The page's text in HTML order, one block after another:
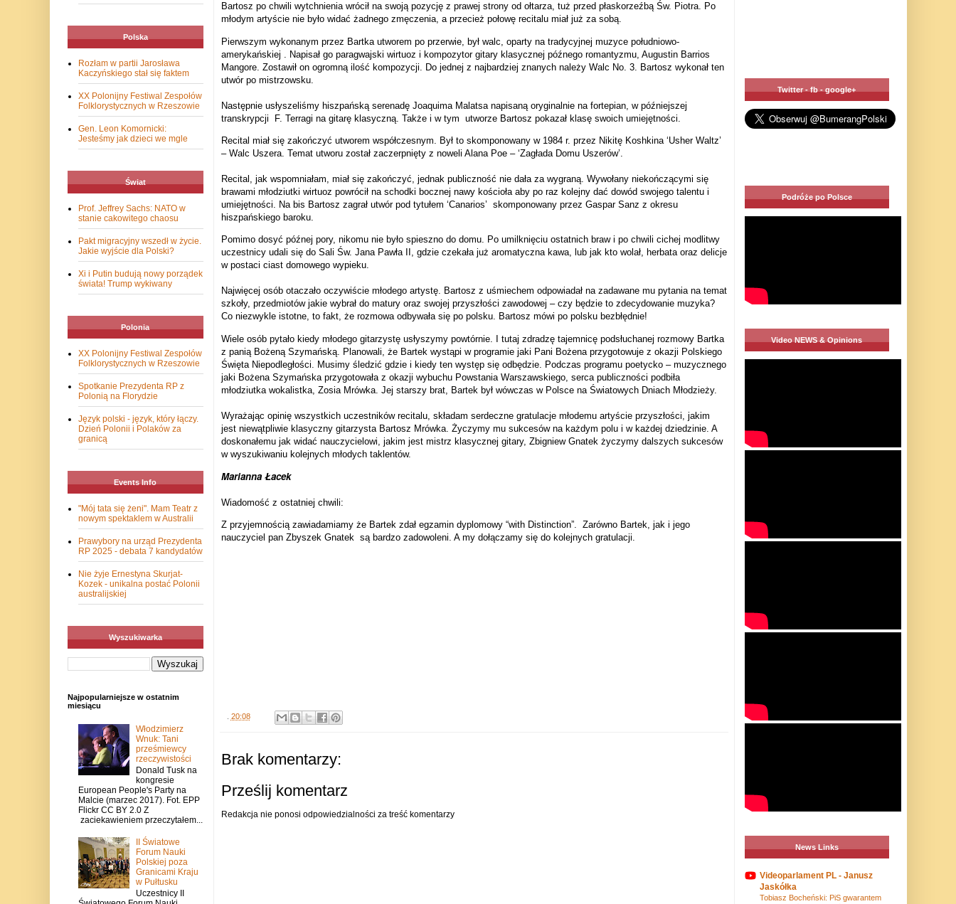
Bartosz po chwili wytchnienia wrócił na swoją pozycję z prawej strony od ołtarza, tuż przed płaskorzeźbą Św. Piotra. Po
młodym artyście nie było widać żadnego zmęczenia, a przecież połowę recitalu miał już za sobą.
Pierwszym wykonanym przez Bartka utworem po przerwie, był walc, oparty na tradycyjnej muzyce południowo-
amerykańskiej . Napisał go paragwajski wirtuoz i kompozytor gitary klasycznej późnego romantyzmu, Augustin Barrios
Mangore. Zostawił on ogromną ilość kompozycji. Do jednej z najbardziej znanych należy Walc No. 3. Bartosz wykonał ten
utwór po mistrzowsku.
Następnie usłyszeliśmy hiszpańską serenadę Joaquima Malatsa napisaną oryginalnie na fortepian, w późniejszej
transkrypcji
F. Terragi na gitarę klasyczną. Także i w tym utworze Bartosz pokazał klasę swoich umiejętności.
Recital miał się zakończyć utworem współczesnym. Był to skomponowany w 1984 r. przez Nikitę Koshkina ‘Usher Waltz’
– Walc Uszera. Temat utworu został zaczerpnięty z noweli Alana Poe – ‘Zagłada Domu Uszerów’.
Recital, jak wspomniałam, miał się zakończyć, jednak publiczność nie dała za wygraną. Wywołany niekończącymi się
brawami młodziutki wirtuoz powrócił na schodki bocznej nawy kościoła aby po raz kolejny dać dowód swojego talentu i
umiejętności. Na bis Bartosz zagrał utwór pod tytułem ‘Canarios’ skomponowany przez Gaspar Sanz z okresu
hiszpańskiego baroku.
Pomimo dosyć późnej pory, nikomu nie było spieszno do domu. Po umilknięciu ostatnich braw i po chwili cichej modlitwy
uczestnicy udali się do Sali Św. Jana Pawła II, gdzie czekała już aromatyczna kawa, lub jak kto wolał, herbata oraz delicje
w postaci ciast domowego wypieku.
Najwięcej osób otaczało oczywiście młodego artystę. Bartosz z uśmiechem odpowiadał na zadawane mu pytania na temat
szkoły, przedmiotów jakie wybrał do matury oraz swojej przyszłości zawodowej – czy będzie to zdecydowanie muzyka?
Co niezwykle istotne, to fakt, że rozmowa odbywała się po polsku. Bartosz mówi po polsku bezbłędnie!
Wiele osób pytało kiedy młodego gitarzystę usłyszymy powtórnie. I tutaj zdradzę tajemnicę podsłuchanej rozmowy Bartka
z panią Bożeną Szymańską. Planowali, że Bartek wystąpi w programie jaki Pani Bożena przygotowuje z okazji Polskiego
Święta Niepodległości. Musimy śledzić gdzie i kiedy ten występ się odbędzie. Podczas programu poetycko – muzycznego
jaki Bożena Szymańska przygotowała z okazji wybuchu Powstania Warszawskiego, serca publiczności podbiła
młodziutka wokalistka, Zosia Mrówka. Jej starszy brat, Bartek był wówczas w Polsce na Światowych Dniach Młodzieży.
Wyrażając opinię wszystkich uczestników recitalu, składam serdeczne gratulacje młodemu artyście przyszłości, jakim
jest niewątpliwie klasyczny gitarzysta Bartosz Mrówka. Życzymy mu sukcesów na każdym polu i w każdej dziedzinie. A
doskonałemu jak widać nauczycielowi, jakim jest mistrz klasycznej gitary, Zbigniew Gnatek życzymy dalszych sukcesów
w wyszukiwaniu kolejnych młodych taklentów.
Marianna Łacek
Wiadomość z ostatniej chwili:
Z przyjemnością zawiadamiamy że Bartek zdał egzamin dyplomowy “with Distinction”. Zarówno Bartek, jak i jego
nauczyciel pan Zbyszek Gnatek są bardzo zadowoleni. A my dołączamy się do kolejnych gratulacji.
20:08
Brak komentarzy:
Prześlij komentarz
Redakcja nie ponosi odpowiedzialności za treść komentarzy
Polska
Rozłam w partii Jarosława
Kaczyńskiego stał się faktem
XX Polonijny Festiwal Zespołów
Folklorystycznych w Rzeszowie
Gen. Leon Komornicki:
Jesteśmy jak dzieci we mgle
Świat
Prof. Jeffrey Sachs: NATO w
stanie cakowitego chaosu
Pakt migracyjny wszedł w życie.
Jakie wyjście dla Polski?
Xi i Putin budują nowy porządek
świata! Trump wykiwany
Polonia
XX Polonijny Festiwal Zespołów
Folklorystycznych w Rzeszowie
Spotkanie Prezydenta RP z
Polonią na Florydzie
Język polski - język, który łączy.
Dzień Polonii i Polaków za
granicą
Events Info
"Mój tata się żeni". Mam Teatr z
nowym spektaklem w Australii
Prawybory na urząd Prezydenta
RP 2025 - debata 7 kandydatów
Nie żyje Ernestyna Skurjat-
Kozek - unikalna postać Polonii
australijskiej
Wyszukiwarka
Najpopularniejsze w ostatnim
miesiącu
Włodzimierz
Wnuk: Tani
prześmiewcy
rzeczywistości
Donald Tusk na
kongresie
European People's Party na
Malcie (marzec 2017). Fot. EPP
Flickr CC BY 2.0 Z
zaciekawieniem przeczytałem...
II Światowe
Forum Nauki
Polskiej poza
Granicami Kraju
w Pułtusku
Uczestnicy II
Twitter - fb - google+
Podróże po Polsce
Video NEWS & Opinions
News Links
Videoparlament PL - Janusz
Jaskółka
Tobiasz Bocheński: PiS gwarantem